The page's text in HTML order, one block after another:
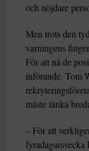
och nöjdare
Men trots den
varningens
För att nå de
införande. Tom
måste tänka
– För att
fyradagarsvecka